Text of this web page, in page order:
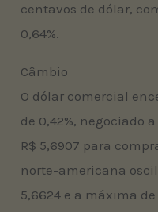
centavos de dólar,
0,64%.
Câmbio
O dólar comercial
de 0,42%, negociado
R$ 5,6907 para
norte-americana
5,6624 e a máxima de